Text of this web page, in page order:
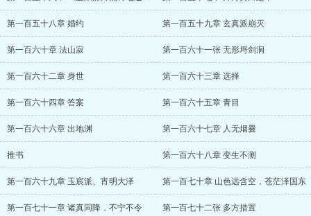
第一百五十八章 婚约 第一百五十九章 玄真派崩灭
第一百六十章 法山寂 第一百六十一张 无形埒剑洞
第一百六十二章 身世 第一百六十三章 选择
第一百六十四章 答案 第一百六十五章 青目
第一百六十六章 出地渊 第一百六十七章 人无烟爨
推书 第一百六十八章 变生不测
第一百六十九章 玉宸派、宵明大泽 第一百七十章 山色远含空，苍茫泽国东
第一百七十一章 诸真同降，不宁不令 第一百七十二张 多方措置